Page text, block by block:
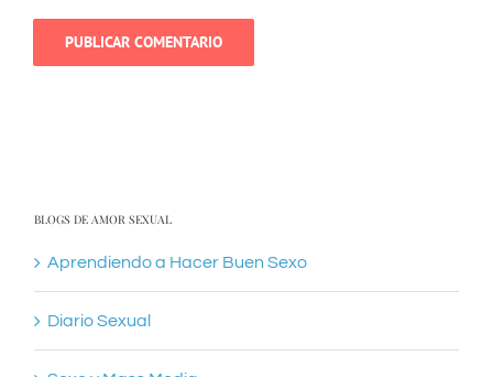
BLOGS DE AMOR SEXUAL
Aprendiendo a Hacer Buen Sexo
Diario Sexual